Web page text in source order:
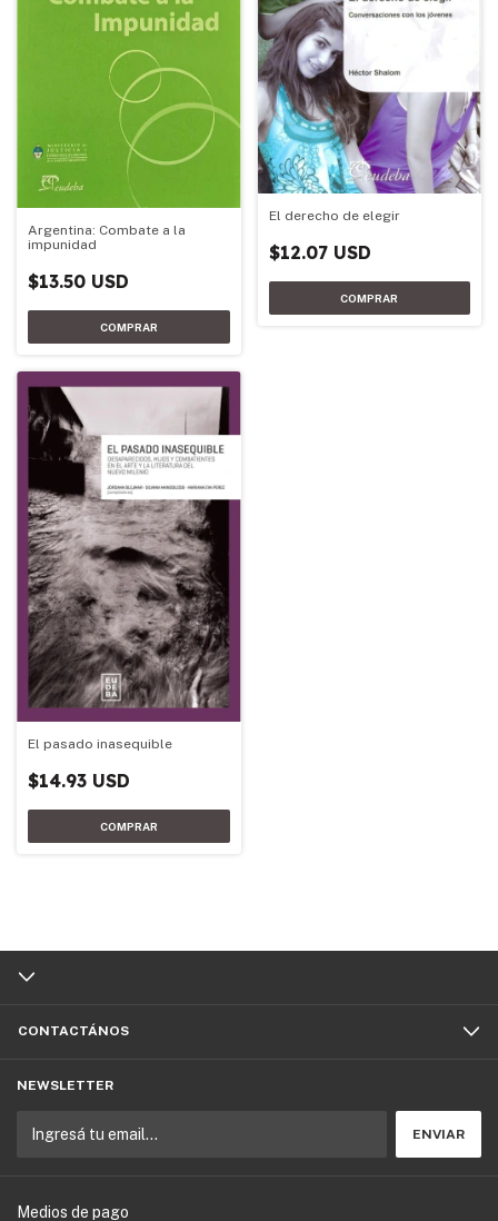
Argentina: Combate a la
impunidad
$13.50 USD
El derecho de elegir
$12.07 USD
El pasado inasequible
$14.93 USD
CONTACTÁNOS
NEWSLETTER
Medios de pago